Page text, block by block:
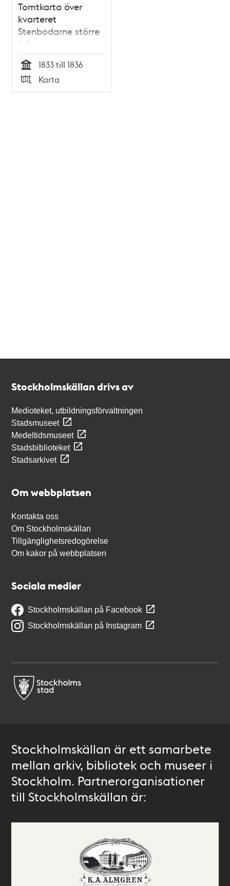
Tomtkarta över
kvarteret
Stenbodarne större
1–8
Tid
1833 till 1836
Typ
Karta
Stockholmskällan drivs av
Medioteket, utbildningsförvaltningen
Stadsmuseet
Medeltidsmuseet
Stadsbiblioteket
Stadsarkivet
Om webbplatsen
Kontakta oss
Om Stockholmskällan
Tillgänglighetsredogörelse
Om kakor på webbplatsen
Sociala medier
Stockholmskällan på Facebook
Stockholmskällan på Instagram
Stockholmskällan är ett samarbete
mellan arkiv, bibliotek och museer i
Stockholm. Partnerorganisationer
till Stockholmskällan är: